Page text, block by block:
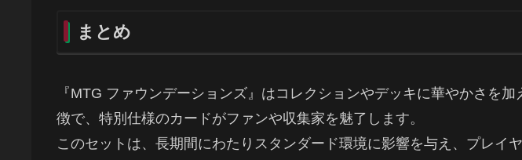
まとめ
『MTG ファウンデーションズ』はコレクションやデッキに華やかさを
徴で、特別仕様のカードがファンや収集家を魅了します。
このセットは、長期間にわたりスタンダード環境に影響を与え、プレイ